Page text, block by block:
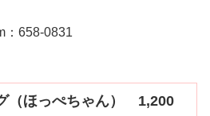
：658-0831
（ほっぺちゃん） 1,200